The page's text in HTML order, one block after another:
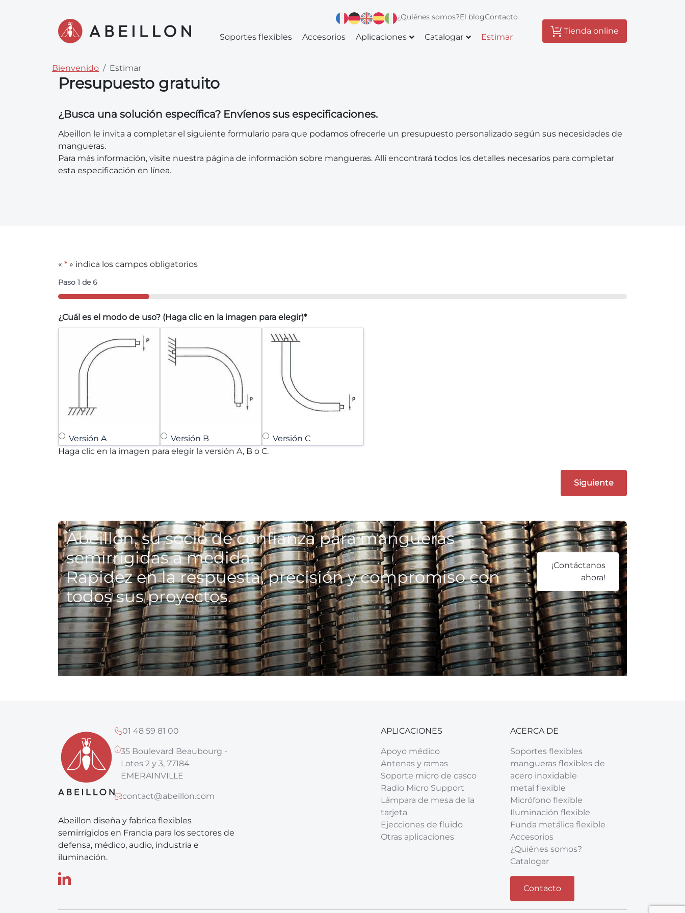
¿Quiénes somos?El blogContacto
Soportes flexibles Accesorios Aplicaciones Catalogar Estimar
Tienda online
Bienvenido Estimar
Presupuesto gratuito
¿Busca una solución específica? Envíenos sus especificaciones.
Abeillon le invita a completar el siguiente formulario para que podamos ofrecerle un presupuesto personalizado según sus necesidades de
mangueras.
Para más información, visite nuestra página de información sobre mangueras. Allí encontrará todos los detalles necesarios para completar
esta especificación en línea.
« * » indica los campos obligatorios
Paso 1 de6
16%
¿Cuál es el modo de uso? (Haga clic en la imagen para elegir)*
Versión A Versión B
Versión C
Haga clic en la imagen para elegir la versión A, B o C.
Abeillon, su socio de confianza para mangueras
semirrígidas a medida.
Rapidez en la respuesta, precisión y compromiso con
todos sus proyectos.
¡Contáctanos
ahora!
01 48 59 81 00
35 Boulevard Beaubourg -
Lotes 2 y 3, 77184
EMERAINVILLE
contact@abeillon.com
Abeillon diseña y fabrica flexibles
semirrígidos en Francia para los sectores de
defensa, médico, audio, industria e
iluminación.
APLICACIONES
Apoyo médico
Antenas y ramas
Soporte micro de casco
Radio Micro Support
Lámpara de mesa de la
tarjeta
Ejecciones de fluido
Otras aplicaciones
ACERCA DE
Soportes flexibles
mangueras flexibles de
acero inoxidable
metal flexible
Micrófono flexible
Iluminación flexible
Funda metálica flexible
Accesorios
¿Quiénes somos?
Catalogar
Contacto